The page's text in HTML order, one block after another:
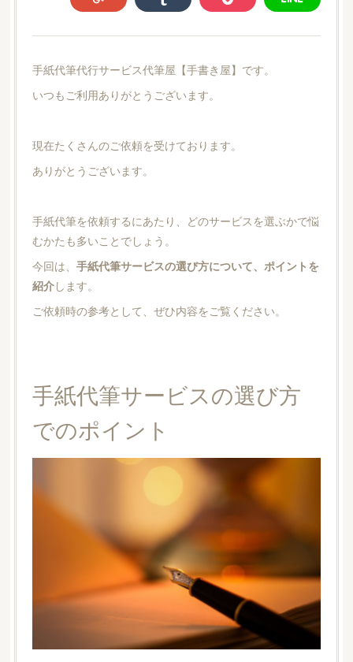
手紙代筆代行サービス代筆屋【手書き屋】です。
いつもご利用ありがとうございます。
現在たくさんのご依頼を受けております。
ありがとうございます。
手紙代筆を依頼するにあたり、どのサービスを選ぶかで悩
むかたも多いことでしょう。
今回は、 手紙代筆サービスの選び方について、ポイントを
紹介します。
ご依頼時の参考として、ぜひ内容をご覧ください。
手紙代筆サービスの選び方
でのポイント